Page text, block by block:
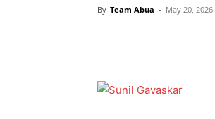
By Team Abua - May 20, 2026